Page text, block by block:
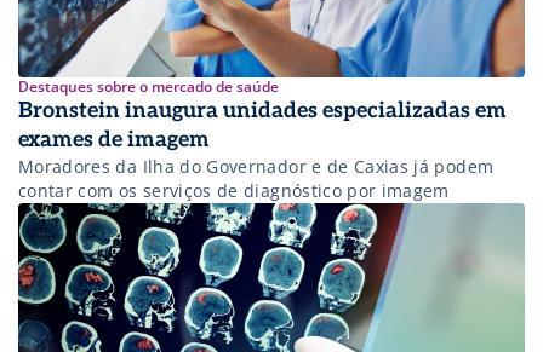
Destaques sobre o mercado de saúde
Bronstein inaugura unidades especializadas em
exames de imagem
Moradores da Ilha do Governador e de Caxias já podem
contar com os serviços de diagnóstico por imagem